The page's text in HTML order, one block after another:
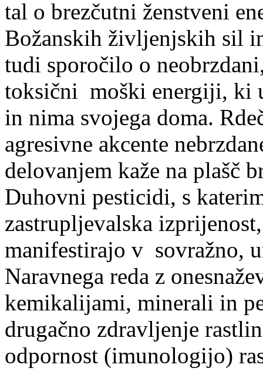
tal o brezčutni ženstveni
Božanskih življenjskih sil
tudi sporočilo o
toksični moški energiji, ki
in nima svojega doma.
agresivne akcente
delovanjem kaže na plašč
Duhovni pesticidi, s
zastrupljevalska
manifestirajo v sovražno,
Naravnega reda z
kemikalijami, minerali in
drugačno zdravljenje
odpornost (imunologijo)